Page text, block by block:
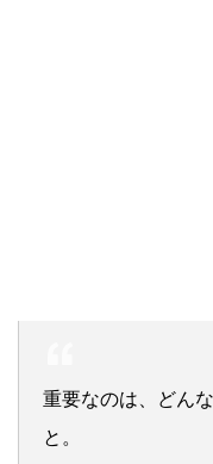
重要なのは、どん
と。